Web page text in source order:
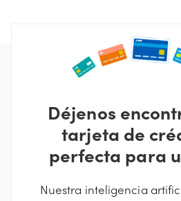
Déjenos
tarjeta de
perfecta para
Nuestra inteligencia